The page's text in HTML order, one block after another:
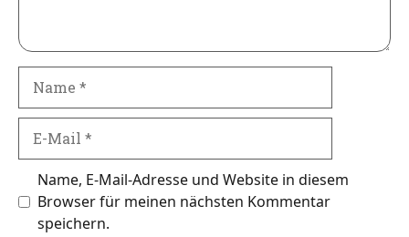
Mail
Name, E-Mail-Adresse und Website in diesem
Browser für meinen nächsten Kommentar
speichern.